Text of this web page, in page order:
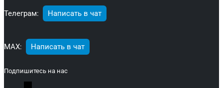
Телеграм: Написать в чат
МАХ: Написать в чат
Подпишитесь на нас